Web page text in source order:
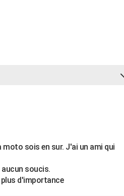
moto sois en sur. J'ai un ami qui
aucun soucis.
d'importance